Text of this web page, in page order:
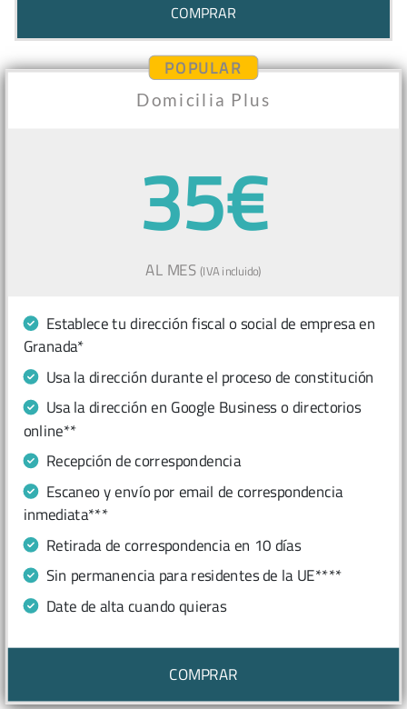
COMPRAR
POPULAR
Domicilia Plus
35€
AL MES(IVA incluido)
Establece tu dirección fiscal o social de empresa en
Granada*
Usa la dirección durante el proceso de constitución
Usa la dirección en Google Business o directorios
online**
Recepción de correspondencia
Escaneo y envío por email de correspondencia
inmediata***
Retirada de correspondencia en 10 días
Sin permanencia para residentes de la UE****
Date de alta cuando quieras
COMPRAR